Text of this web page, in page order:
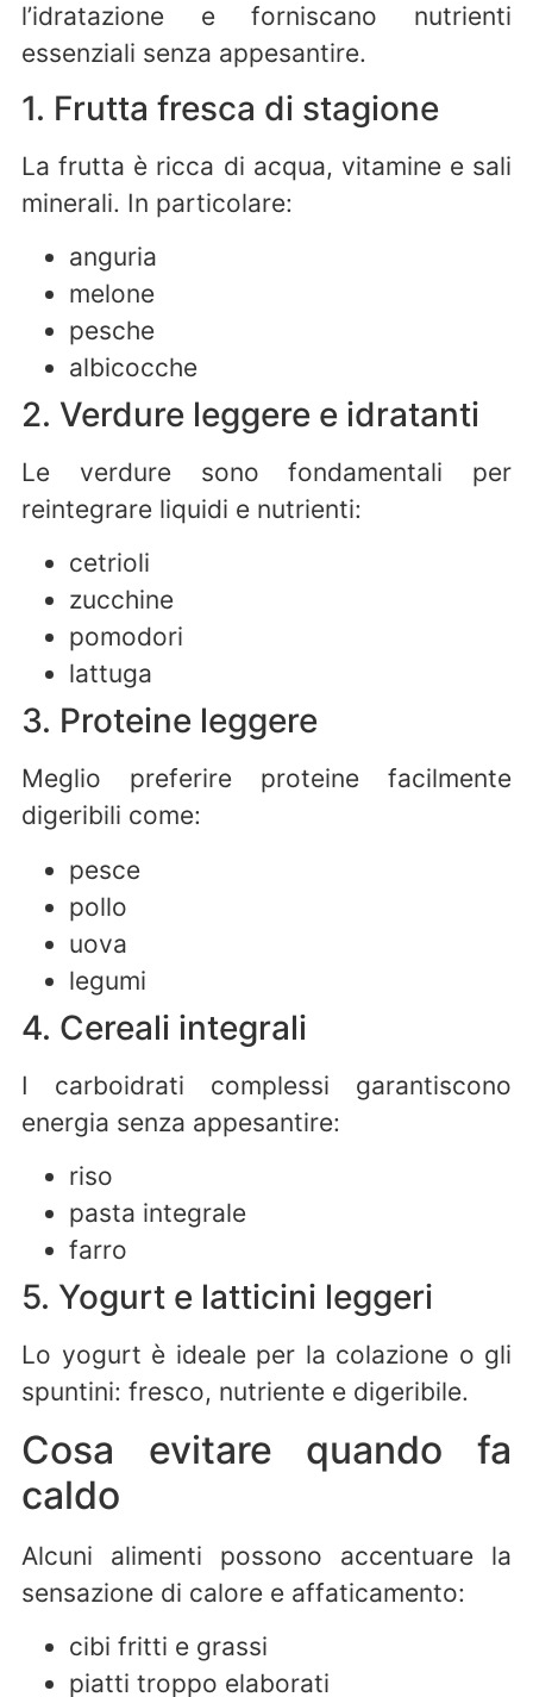
l’idratazione e forniscano nutrienti
essenziali senza appesantire.
1. Frutta fresca di stagione
La frutta è ricca di acqua, vitamine e sali
minerali. In particolare:
anguria
melone
pesche
albicocche
2. Verdure leggere e idratanti
Le verdure sono fondamentali per
reintegrare liquidi e nutrienti:
cetrioli
zucchine
pomodori
lattuga
3. Proteine leggere
Meglio preferire proteine facilmente
digeribili come:
pesce
pollo
uova
legumi
4. Cereali integrali
I carboidrati complessi garantiscono
energia senza appesantire:
riso
pasta integrale
farro
5. Yogurt e latticini leggeri
Lo yogurt è ideale per la colazione o gli
spuntini: fresco, nutriente e digeribile.
Cosa evitare quando fa
caldo
Alcuni alimenti possono accentuare la
sensazione di calore e affaticamento:
cibi fritti e grassi
piatti troppo elaborati